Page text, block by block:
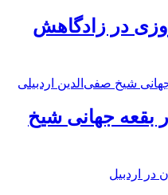
در زادگاهش
بقعه جهانی شیخ